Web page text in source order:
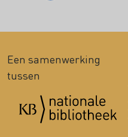
Een samenwerking
tussen